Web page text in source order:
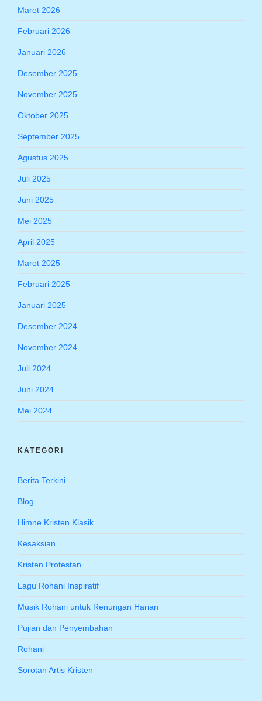
Maret 2026
Februari 2026
Januari 2026
Desember 2025
November 2025
Oktober 2025
September 2025
Agustus 2025
Juli 2025
Juni 2025
Mei 2025
April 2025
Maret 2025
Februari 2025
Januari 2025
Desember 2024
November 2024
Juli 2024
Juni 2024
Mei 2024
KATEGORI
Berita Terkini
Blog
Himne Kristen Klasik
Kesaksian
Kristen Protestan
Lagu Rohani Inspiratif
Musik Rohani untuk Renungan Harian
Pujian dan Penyembahan
Rohani
Sorotan Artis Kristen